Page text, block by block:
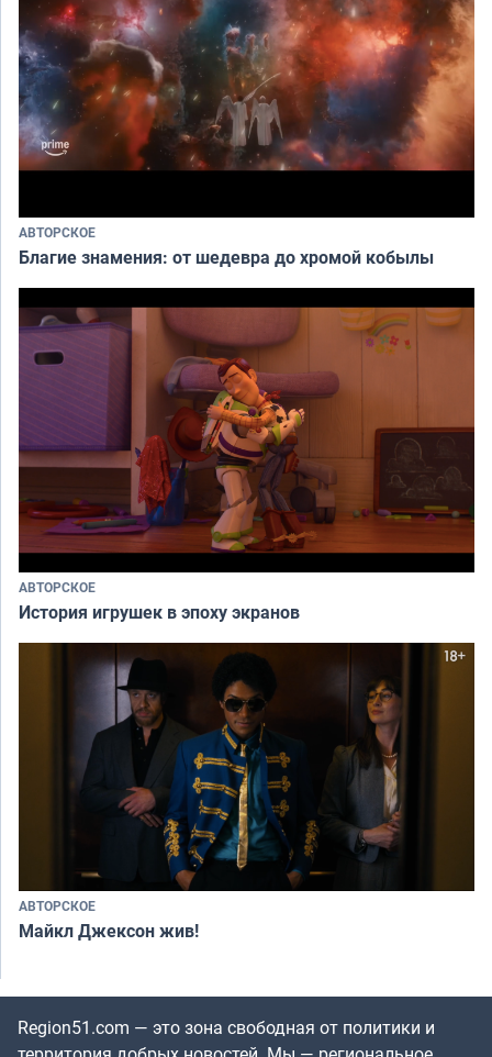
АВТОРСКОЕ
Благие знамения: от шедевра до хромой кобылы
АВТОРСКОЕ
История игрушек в эпоху экранов
АВТОРСКОЕ
Майкл Джексон жив!
Region51.com — это зона свободная от политики и